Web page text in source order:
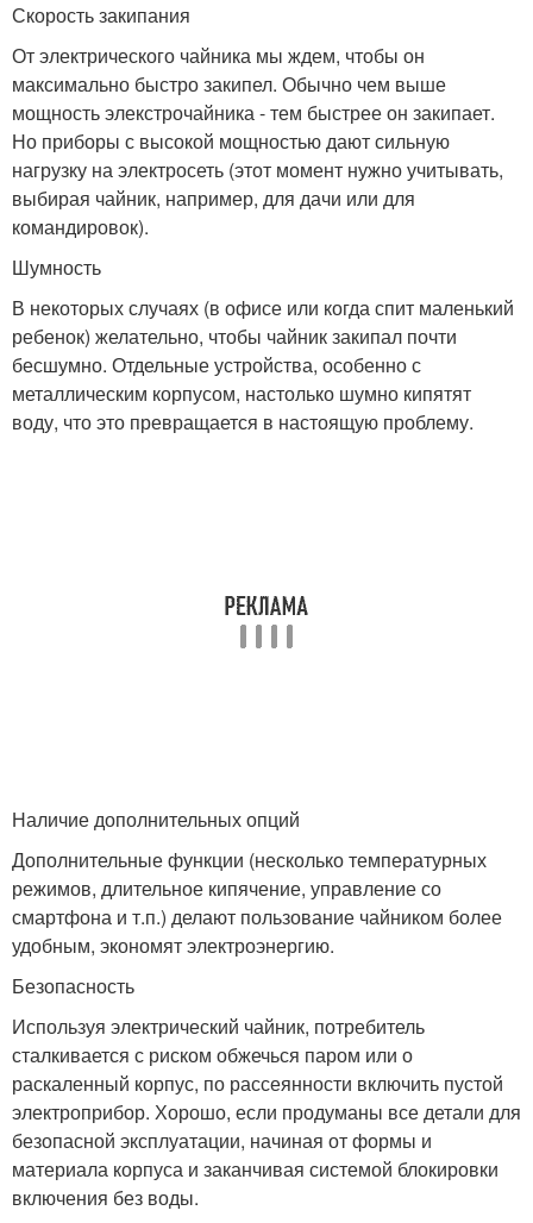
Скорость закипания
От электрического чайника мы ждем, чтобы он
максимально быстро закипел. Обычно чем выше
мощность элекстрочайника - тем быстрее он закипает.
Но приборы с высокой мощностью дают сильную
нагрузку на электросеть (этот момент нужно учитывать,
выбирая чайник, например, для дачи или для
командировок).
Шумность
В некоторых случаях (в офисе или когда спит маленький
ребенок) желательно, чтобы чайник закипал почти
бесшумно. Отдельные устройства, особенно с
металлическим корпусом, настолько шумно кипятят
воду, что это превращается в настоящую проблему.
Наличие дополнительных опций
Дополнительные функции (несколько температурных
режимов, длительное кипячение, управление со
смартфона и т.п.) делают пользование чайником более
удобным, экономят электроэнергию.
Безопасность
Используя электрический чайник, потребитель
сталкивается с риском обжечься паром или о
раскаленный корпус, по рассеянности включить пустой
электроприбор. Хорошо, если продуманы все детали для
безопасной эксплуатации, начиная от формы и
материала корпуса и заканчивая системой блокировки
включения без воды.